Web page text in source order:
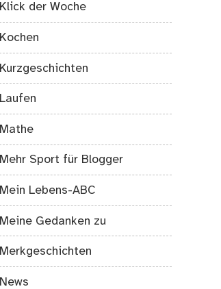
Klick der Woche
Kochen
Kurzgeschichten
Laufen
Mathe
Mehr Sport für Blogger
Mein Lebens-ABC
Meine Gedanken zu
Merkgeschichten
News